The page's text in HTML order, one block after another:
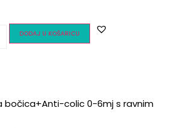
DODAJ U KOŠARICU
bočica+Anti-colic 0-6mj s ravnim